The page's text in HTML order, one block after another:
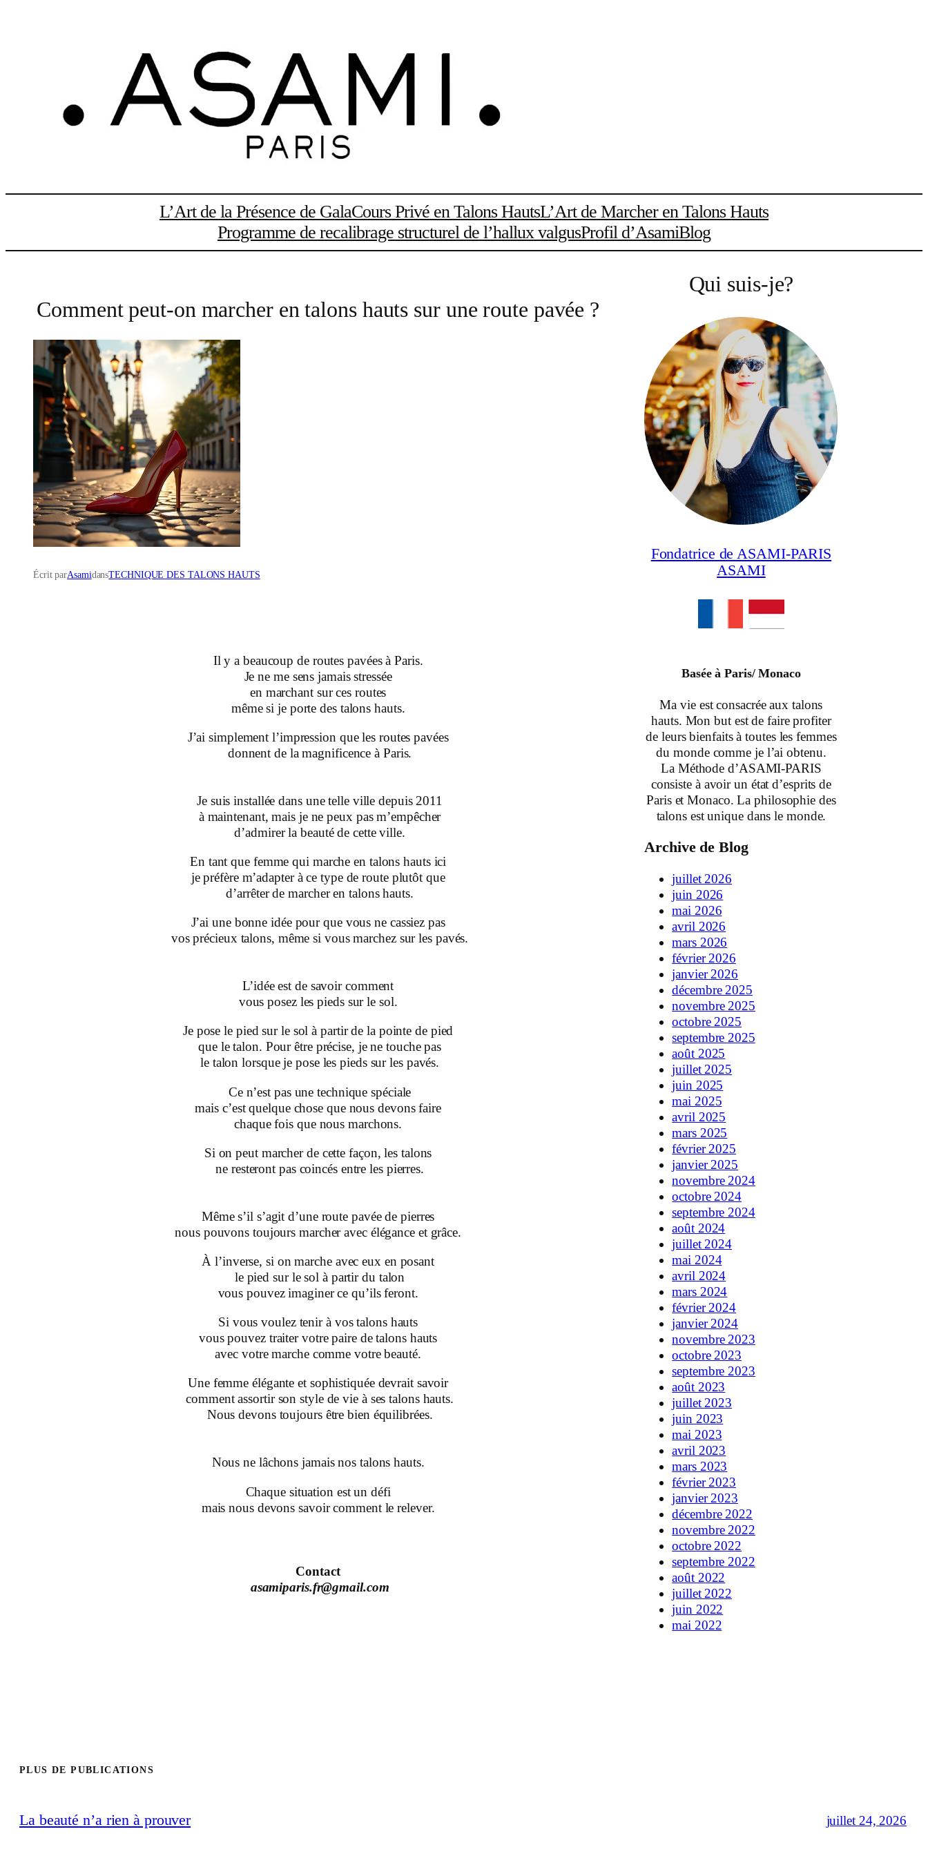
L’Art de la Présence de GalaCours Privé en Talons HautsL’Art de Marcher en Talons Hauts
Programme de recalibrage structurel de l’hallux valgusProfil d’AsamiBlog
Comment peut-on marcher en talons hauts sur une route pavée ?
Écrit parAsamidansTECHNIQUE DES TALONS HAUTS
Il y a beaucoup de routes pavées à Paris.
Je ne me sens jamais stressée
en marchant sur ces routes
même si je porte des talons hauts.
J’ai simplement l’impression que les routes pavées
donnent de la magnificence à Paris.
Je suis installée dans une telle ville depuis 2011
à maintenant, mais je ne peux pas m’empêcher
d’admirer la beauté de cette ville.
En tant que femme qui marche en talons hauts ici
je préfère m’adapter à ce type de route plutôt que
d’arrêter de marcher en talons hauts.
J’ai une bonne idée pour que vous ne cassiez pas
vos précieux talons, même si vous marchez sur les pavés.
L’idée est de savoir comment
vous posez les pieds sur le sol.
Je pose le pied sur le sol à partir de la pointe de pied
que le talon. Pour être précise, je ne touche pas
le talon lorsque je pose les pieds sur les pavés.
Ce n’est pas une technique spéciale
mais c’est quelque chose que nous devons faire
chaque fois que nous marchons.
Si on peut marcher de cette façon, les talons
ne resteront pas coincés entre les pierres.
Même s’il s’agit d’une route pavée de pierres
nous pouvons toujours marcher avec élégance et grâce.
À l’inverse, si on marche avec eux en posant
le pied sur le sol à partir du talon
vous pouvez imaginer ce qu’ils feront.
Si vous voulez tenir à vos talons hauts
vous pouvez traiter votre paire de talons hauts
avec votre marche comme votre beauté.
Une femme élégante et sophistiquée devrait savoir
comment assortir son style de vie à ses talons hauts.
Nous devons toujours être bien équilibrées.
Nous ne lâchons jamais nos talons hauts.
Chaque situation est un défi
mais nous devons savoir comment le relever.
Contact
asamiparis.fr@gmail.com
Qui suis-je?
Fondatrice de ASAMI-PARIS
ASAMI
Basée à Paris/ Monaco
Ma vie est consacrée aux talons
hauts. Mon but est de faire profiter
de leurs bienfaits à toutes les femmes
du monde comme je l’ai obtenu.
La Méthode d’ASAMI-PARIS
consiste à avoir un état d’esprits de
Paris et Monaco. La philosophie des
talons est unique dans le monde.
Archive de Blog
juillet 2026
juin 2026
mai 2026
avril 2026
mars 2026
février 2026
janvier 2026
décembre 2025
novembre 2025
octobre 2025
septembre 2025
août 2025
juillet 2025
juin 2025
mai 2025
avril 2025
mars 2025
février 2025
janvier 2025
novembre 2024
octobre 2024
septembre 2024
août 2024
juillet 2024
mai 2024
avril 2024
mars 2024
février 2024
janvier 2024
novembre 2023
octobre 2023
septembre 2023
août 2023
juillet 2023
juin 2023
mai 2023
avril 2023
mars 2023
février 2023
janvier 2023
décembre 2022
novembre 2022
octobre 2022
septembre 2022
août 2022
juillet 2022
juin 2022
mai 2022
PLUS DE PUBLICATIONS
La beauté n’a rien à prouver juillet 24, 2026